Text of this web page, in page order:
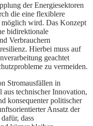
der Energiesektoren
die eine flexiblere
wird. Das Konzept
bidirektionale
Verbrauchern
Hierbei muss auf
geachtet
zu vermeiden.
Stromausfällen in
aus technischer Innovation,
konsequenter politischer
Ansatz der
dass